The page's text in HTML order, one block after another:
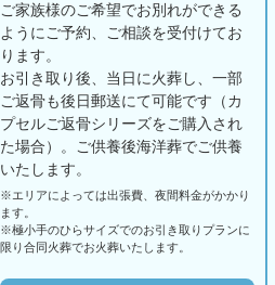
ご家族様のご希望でお別れができる
ようにご予約、ご相談を受付けてお
ります。
お引き取り後、当日に火葬し、一部
ご返骨も後日郵送にて可能です（カ
プセルご返骨シリーズをご購入され
た場合）。ご供養後海洋葬でご供養
いたします。
※エリアに よっては出張費、 夜間料金がかかり
ます。
※極小手のひらサイズでのお引き取りプランに
限り合同火葬でお火葬いたします。